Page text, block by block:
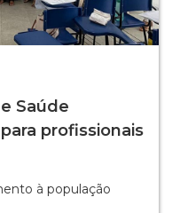
Saúde
profissionais
à população